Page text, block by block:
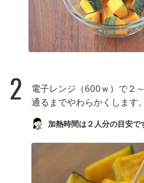
2
電子レンジ（600ｗ）で２
通るまでやわらかくします。
加熱時間は２人分の目安で